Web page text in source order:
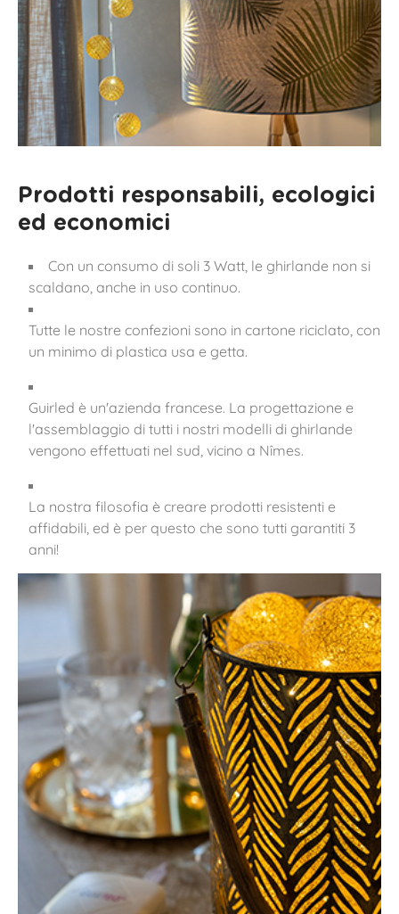
Prodotti responsabili, ecologici
ed economici
Con un consumo di soli 3 Watt, le ghirlande non si
scaldano, anche in uso continuo.
Tutte le nostre confezioni sono in cartone riciclato, con
un minimo di plastica usa e getta.
Guirled è un'azienda francese. La progettazione e
l'assemblaggio di tutti i nostri modelli di ghirlande
vengono effettuati nel sud, vicino a Nîmes.
La nostra filosofia è creare prodotti resistenti e
affidabili, ed è per questo che sono tutti garantiti 3
anni!